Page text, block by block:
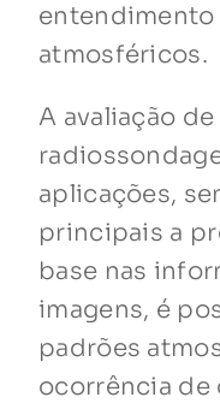
atmosféricos.
A avaliação
aplicações,
principais a
base nas
imagens, é
padrões
ocorrência de